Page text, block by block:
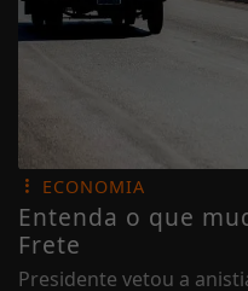
ECONOMIA
Entenda o que
Frete
Presidente vetou a